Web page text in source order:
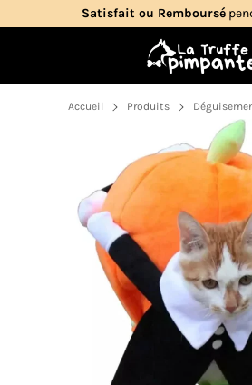
Satisfait ou Remboursé
Accueil Produits